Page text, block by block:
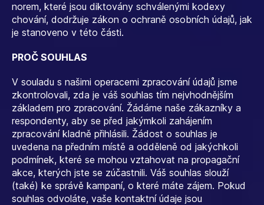
norem, které jsou diktovány schválenými kodexy
chování, dodržuje zákon o ochraně osobních údajů, jak
je stanoveno v této části.
PROČ SOUHLAS
V souladu s našimi operacemi zpracování údajů jsme
zkontrolovali, zda je váš souhlas tím nejvhodnějším
základem pro zpracování. Žádáme naše zákazníky a
respondenty, aby se před jakýmkoli zahájením
zpracování kladně přihlásili. Žádost o souhlas je
uvedena na předním místě a odděleně od jakýchkoli
podmínek, které se mohou vztahovat na propagační
akce, kterých jste se zúčastnili. Váš souhlas slouží
(také) ke správě kampaní, o které máte zájem. Pokud
souhlas odvoláte, vaše kontaktní údaje jsou